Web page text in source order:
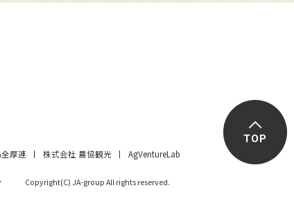
全厚連 株式会社 農協観光 AgVentureLab
Copyright(C) JA-group All rights reserved.
TOP